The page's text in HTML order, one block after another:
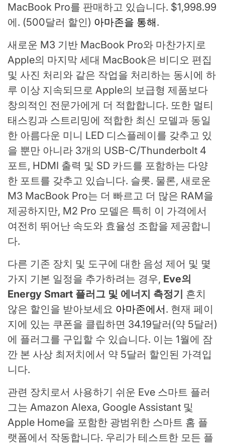
MacBook Pro를 판매하고 있습니다. $1,998.99
에. (500달러 할인) 아마존을 통해.
새로운 M3 기반 MacBook Pro와 마찬가지로
Apple의 마지막 세대 MacBook은 비디오 편집
및 사진 처리와 같은 작업을 처리하는 동시에 하
루 이상 지속되므로 Apple의 보급형 제품보다
창의적인 전문가에게 더 적합합니다. 또한 멀티
태스킹과 스트리밍에 적합한 최신 모델과 동일
한 아름다운 미니 LED 디스플레이를 갖추고 있
을 뿐만 아니라 3개의 USB-C/Thunderbolt 4
포트, HDMI 출력 및 SD 카드를 포함하는 다양
한 포트를 갖추고 있습니다. 슬롯. 물론, 새로운
M3 MacBook Pro는 더 빠르고 더 많은 RAM을
제공하지만, M2 Pro 모델은 특히 이 가격에서
여전히 뛰어난 속도와 효율성 조합을 제공합니
다.
다른 기존 장치 및 도구에 대한 음성 제어 및 몇
가지 기본 일정을 추가하려는 경우, Eve의
Energy Smart 플러그 및 에너지 측정기 흔치
않은 할인을 받아보세요 아마존에서. 현재 페이
지에 있는 쿠폰을 클립하면 34.19달러(약 5달러)
에 플러그를 구입할 수 있습니다. 이는 1월에 잠
깐 본 사상 최저치에서 약 5달러 할인된 가격입
니다.
관련 장치로서 사용하기 쉬운 Eve 스마트 플러
그는 Amazon Alexa, Google Assistant 및
Apple Home을 포함한 광범위한 스마트 홈 플
랫폼에서 작동합니다. 우리가 테스트한 모든 플